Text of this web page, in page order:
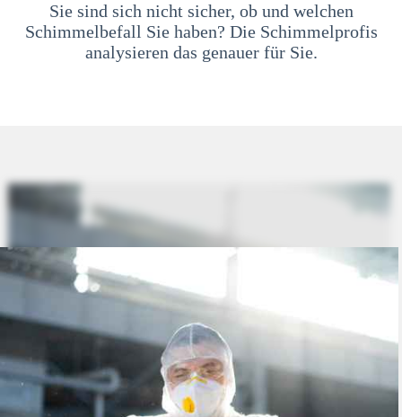
Sie sind sich nicht sicher, ob und welchen
Schimmelbefall Sie haben? Die Schimmelprofis
analysieren das genauer für Sie.